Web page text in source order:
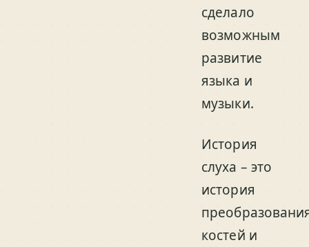
сделало
возможным
развитие
языка и
музыки.
История
слуха – это
история
костей и